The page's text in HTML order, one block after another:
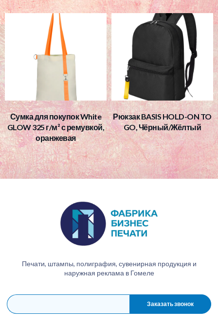
Сумка для покупок White
GLOW 325 г/м² с ремувкой,
оранжевая
Рюкзак BASIS HOLD-ON TO
GO, Чёрный/Жёлтый
Печати, штампы, полиграфия, сувенирная продукция и
наружная реклама в Гомеле
Заказать звонок